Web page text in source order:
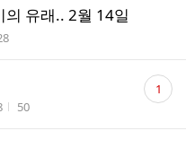
유래.. 2월 14일
회수
조회수
50
댓
글 1